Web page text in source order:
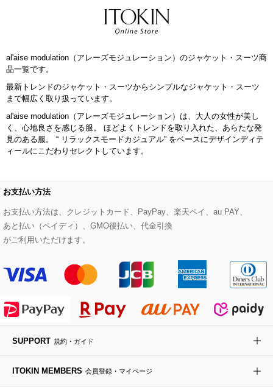
MK MICHEL KLEIN BAG
HIROKO KOSHINO
re:edition project 165
HIROKO BIS GRANDE
セットアップワンピース
その他のジャケット・スーツ
ノーカラーコート
ライダースジャケット
デニムジャケット
ダウンジャケット・コート
財布・名刺入れ・ケース
ハンカチ・バンダナ
手袋
チャーム・ストラップ
ポーチ
傘・日傘
アイウェア
レッグウェア
その他のグッズ・小物
ブローチ・コサージュ
その他のアクセサリー
クラッチバッグ
バックパック・リュック
ボディバッグ・メッセンジャーバッグ
トラベルバッグ
その他のバッグ
ブーツ・ブーティー
フラットシューズ
ローファー
ドレスシューズ
その他のシューズ
オーキッド・胡蝶蘭
カサブランカ・カラー
ラナンキュラス
ポプリアレンジ＆フレグランス
その他のアートフラワー
al'aise modulation（アレーズモジュレーション）のジャケット・スーツ商
品一覧です。
最新トレンドのジャケット・スーツからシンプルなジャケット・スーツ
まで幅広く取り扱っています。
al'aise modulation（アレーズモジュレーション）は、大人の女性が美し
く、心地良さを感じる服。 ほどよくトレンドを取り入れた、あらたな発
見のある服。 “ リラックスモードカジュアル” をベースにデザインディテ
ィールにこだわりセレクトしています。
お支払い方法
お支払い方法は、クレジットカード、PayPay、楽天ペイ、au PAY、
あと払い（ペイディ）、GMO後払い、代金引換
がご利用いただけます。
SUPPORT 規約・ガイド
ITOKIN MEMBERS 会員登録・マイページ